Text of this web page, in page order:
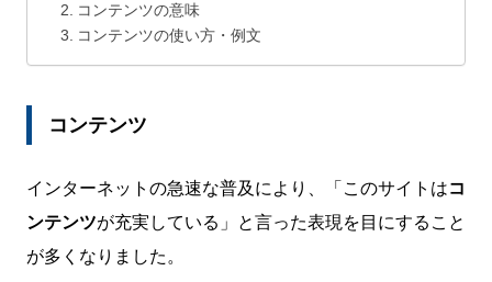
コンテンツの意味
コンテンツの使い方・例文
コンテンツ
インターネットの急速な普及により、「このサイトはコ
ンテンツが充実している」と言った表現を目にすること
が多くなりました。